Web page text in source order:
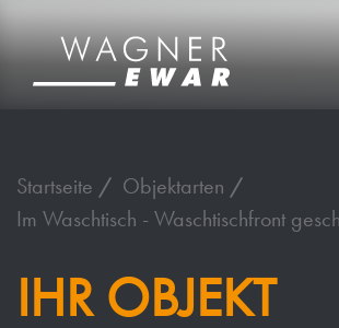
Startseite
Objektarten
Im Waschtisch - Waschtischfront
IHR OBJEKT